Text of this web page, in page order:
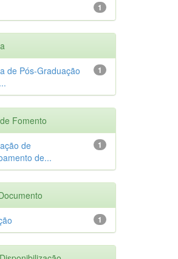
1
1
de Pós-Graduação
Fomento
1
de
de...
1